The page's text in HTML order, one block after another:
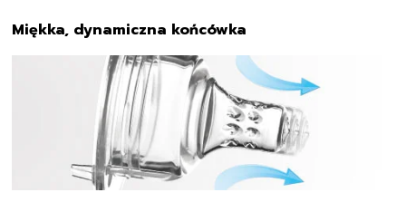
Miękka, dynamiczna końcówka